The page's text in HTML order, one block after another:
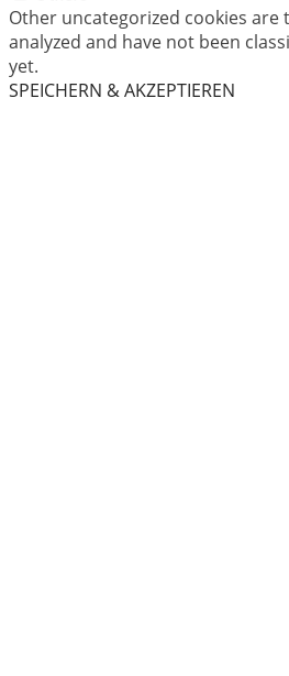
Other uncategorized cookies are
analyzed and have not been
yet.
SPEICHERN & AKZEPTIEREN